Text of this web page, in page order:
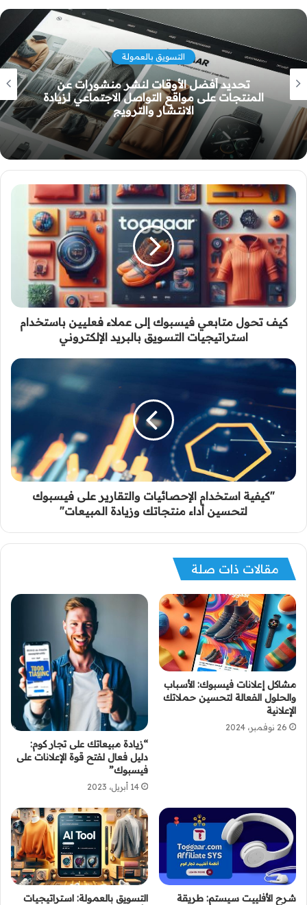
أفضل الأدوات التسويقية
أسرار النجاح في التسويق بالعمولة على
فيسبوك
كيف تحول متابعي فيسبوك إلى عملاء فعليين باستخدام
استراتيجيات التسويق بالبريد الإلكتروني
"كيفية استخدام الإحصائيات والتقارير على فيسبوك
لتحسين أداء منتجاتك وزيادة المبيعات"
مقالات ذات صلة
مشاكل إعلانات فيسبوك: الأسباب
والحلول الفعالة لتحسين حملاتك
الإعلانية
26 نوفمبر، 2024
“زيادة مبيعاتك على تجار كوم:
دليل فعال لفتح قوة الإعلانات على
فيسبوك”
14 أبريل، 2023
شرح الأفلييت سيستم: طريقة
التسويق بالعمولة: استراتيجيات